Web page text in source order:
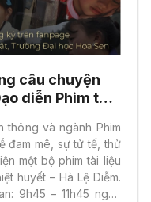
câu chuyện
diễn Phim tài
thông và ngành Phim
đam mê, sự tử tế, thử
một bộ phim tài liệu
huyết – Hà Lệ Diễm.
9h45 – 11h45 ngày